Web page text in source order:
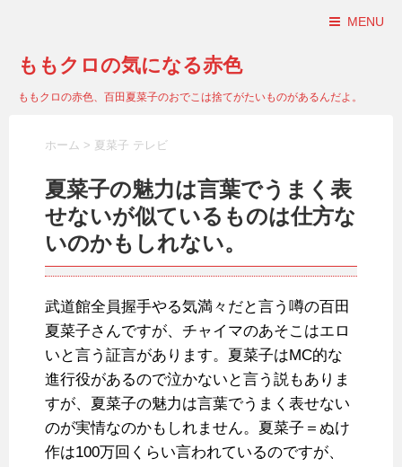
MENU
ももクロの気になる赤色
ももクロの赤色、百田夏菜子のおでこは捨てがたいものがあるんだよ。
ホーム > 夏菜子 テレビ
夏菜子の魅力は言葉でうまく表
せないが似ているものは仕方な
いのかもしれない。
武道館全員握手やる気満々だと言う噂の百田
夏菜子さんですが、チャイマのあそこはエロ
いと言う証言があります。夏菜子はMC的な
進行役があるので泣かないと言う説もありま
すが、夏菜子の魅力は言葉でうまく表せない
のが実情なのかもしれません。夏菜子＝ぬけ
作は100万回くらい言われているのですが、